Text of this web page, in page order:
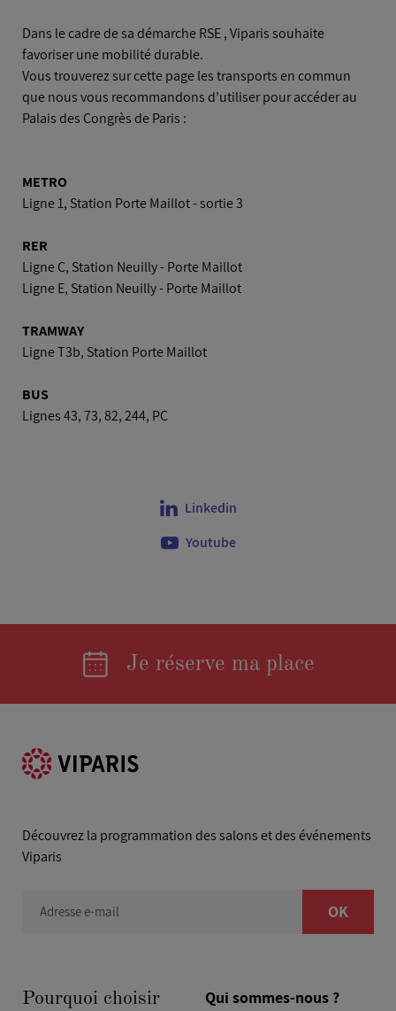
Avion
Dans le cadre de sa démarche RSE , Viparis souhaite
favoriser une mobilité durable.
Vous trouverez sur cette page les transports en commun
que nous vous recommandons d’utiliser pour accéder au
Palais des Congrès de Paris :
METRO
Ligne 1, Station Porte Maillot - sortie 3
RER
Ligne C, Station Neuilly - Porte Maillot
Ligne E, Station Neuilly - Porte Maillot
TRAMWAY
Ligne T3b, Station Porte Maillot
BUS
Lignes 43, 73, 82, 244, PC
Linkedin
Youtube
Je réserve ma place
Découvrez la programmation des salons et des événements
Viparis
Adresse e-mail OK
Pourquoi choisir
Qui sommes-nous ?